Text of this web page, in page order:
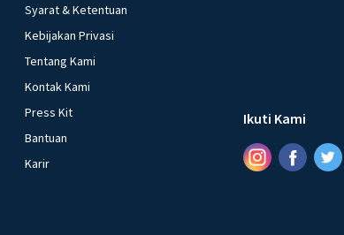
Syarat & Ketentuan
Kebijakan Privasi
Tentang Kami
Kontak Kami
Press Kit
Bantuan
Karir
Ikuti Kami